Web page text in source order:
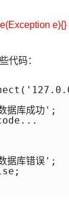
代码：
库成功';
库错误';